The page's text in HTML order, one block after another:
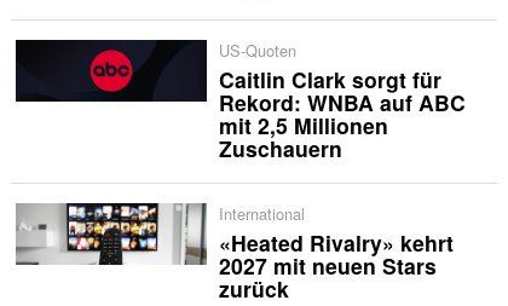
US-Quoten
Caitlin Clark sorgt für
Rekord: WNBA auf ABC
mit 2,5 Millionen
Zuschauern
International
«Heated Rivalry» kehrt
2027 mit neuen Stars
zurück